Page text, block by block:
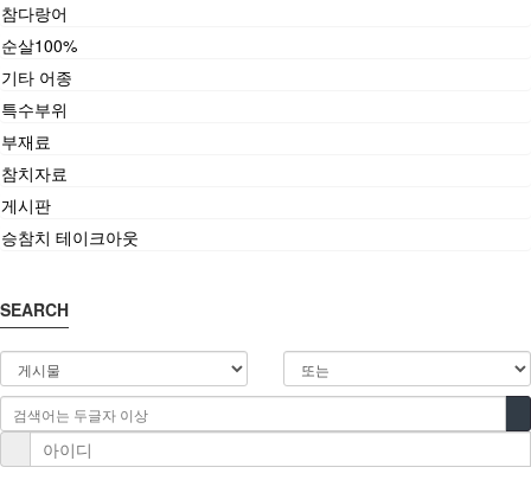
참다랑어
순살100%
기타 어종
특수부위
부재료
참치자료
게시판
승참치 테이크아웃
SEARCH